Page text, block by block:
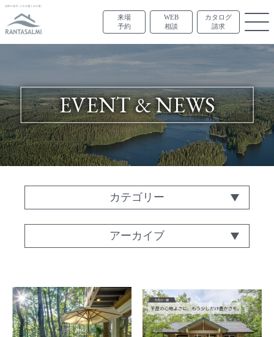
来場
予約
WEB
相談
カタログ
請求
EVENT & NEWS
カテゴリー
アーカイブ